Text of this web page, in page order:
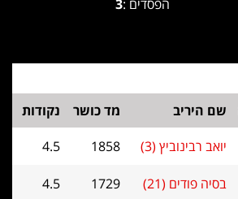
הפסדים :3
שם היריב מד כושר
נקודות
יואב רבינוביץ (3) 1858
4.5
בסיה פודים (21) 1729
4.5